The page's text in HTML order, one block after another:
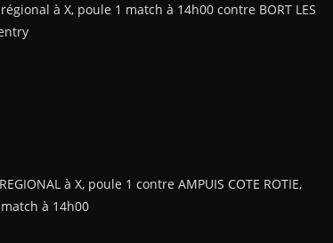
à X, poule 1 match à 14h00 contre BORT LES
à X, poule 1 contre AMPUIS COTE ROTIE,
à 14h00